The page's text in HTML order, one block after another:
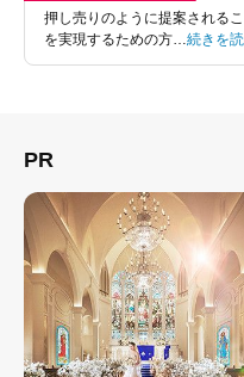
押し売りのように提案される
を実現するための方…続きを
PR